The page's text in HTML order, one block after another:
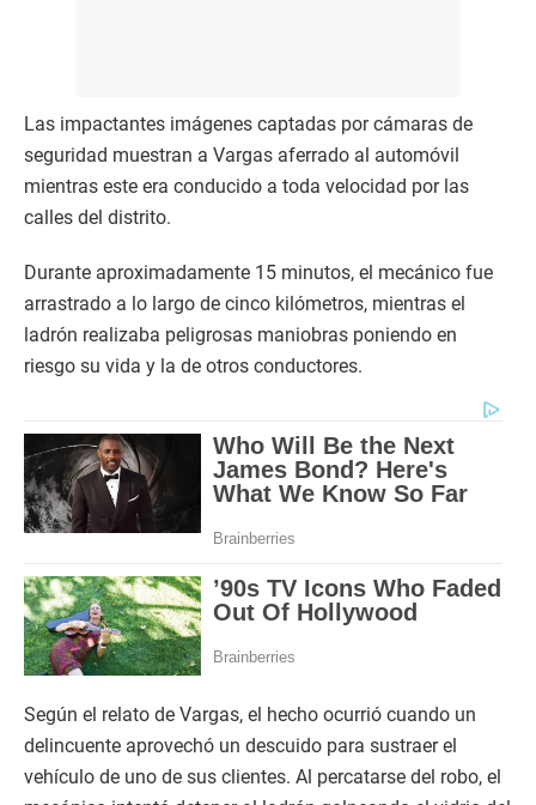
Las impactantes imágenes captadas por cámaras de
seguridad muestran a Vargas aferrado al automóvil
mientras este era conducido a toda velocidad por las
calles del distrito.
Durante aproximadamente 15 minutos, el mecánico fue
arrastrado a lo largo de cinco kilómetros, mientras el
ladrón realizaba peligrosas maniobras poniendo en
riesgo su vida y la de otros conductores.
Según el relato de Vargas, el hecho ocurrió cuando un
delincuente aprovechó un descuido para sustraer el
vehículo de uno de sus clientes. Al percatarse del robo, el